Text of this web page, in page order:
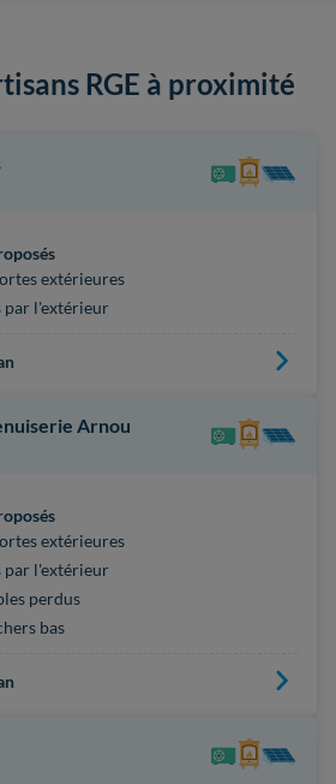
RGE à proximité
extérieures
par l'extérieur
Arnou
extérieures
par l'extérieur
perdus
bas